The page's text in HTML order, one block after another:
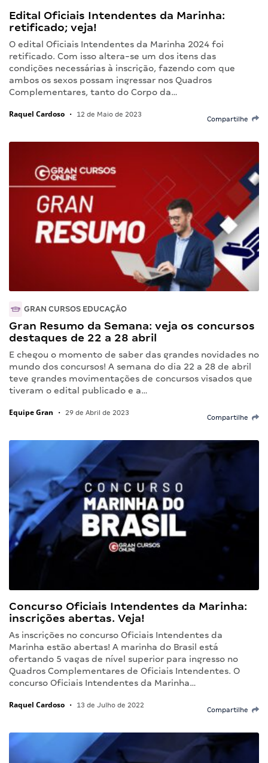
Edital Oficiais Intendentes da Marinha:
retificado; veja!
O edital Oficiais Intendentes da Marinha 2024 foi
retificado. Com isso altera-se um dos itens das
condições necessárias à inscrição, fazendo com que
ambos os sexos possam ingressar nos Quadros
Complementares, tanto do Corpo da…
Raquel Cardoso • 12 de Maio de 2023
Compartilhe
GRAN CURSOS EDUCAÇÃO
Gran Resumo da Semana: veja os concursos
destaques de 22 a 28 abril
E chegou o momento de saber das grandes novidades no
mundo dos concursos! A semana do dia 22 a 28 de abril
teve grandes movimentações de concursos visados que
tiveram o edital publicado e a…
Equipe Gran • 29 de Abril de 2023
Compartilhe
Concurso Oficiais Intendentes da Marinha:
inscrições abertas. Veja!
As inscrições no concurso Oficiais Intendentes da
Marinha estão abertas! A marinha do Brasil está
ofertando 5 vagas de nível superior para ingresso no
Quadros Complementares de Oficiais Intendentes. O
concurso Oficiais Intendentes da Marinha…
Raquel Cardoso • 13 de Julho de 2022
Compartilhe